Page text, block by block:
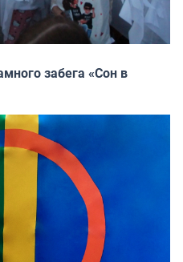
забега «Сон в